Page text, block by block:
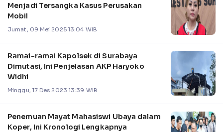
Menjadi Tersangka Kasus Perusakan
Mobil
Jumat, 09 Mei 2025 13:04 WIB
Ramai-ramai Kapolsek di Surabaya
Dimutasi, Ini Penjelasan AKP Haryoko
Widhi
Minggu, 17 Des 2023 13:39 WIB
Penemuan Mayat Mahasiswi Ubaya dalam
Koper, Ini Kronologi Lengkapnya